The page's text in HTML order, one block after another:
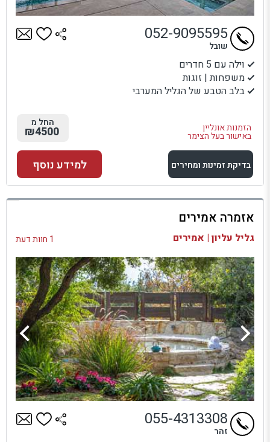
וילה עם 5 חדרים
משפחות | זוגות
בלב הטבע של הגליל המערבי
הזמנות אונליין
באישור בעל הצימר
052-9095595
שובל
החל מ
₪4500
בדיקת זמינות ומחירים
למתחם זה
בדיקת זמינות ומחירים
למידע נוסף
אזמרה אמירים
גליל עליון | אמירים 1 חוות דעת
055-4313308
זהר